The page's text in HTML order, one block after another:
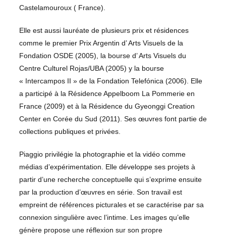
Castelamouroux ( France).
Elle est aussi lauréate de plusieurs prix et résidences
comme le premier Prix Argentin d’ Arts Visuels de la
Fondation OSDE (2005), la bourse d’ Arts Visuels du
Centre Culturel Rojas/UBA (2005) y la bourse
« Intercampos II » de la Fondation Telefónica (2006). Elle
a participé à la Résidence Appelboom La Pommerie en
France (2009) et à la Résidence du Gyeonggi Creation
Center en Corée du Sud (2011). Ses œuvres font partie de
collections publiques et privées.
Piaggio privilégie la photographie et la vidéo comme
médias d’expérimentation. Elle développe ses projets à
partir d’une recherche conceptuelle qui s’exprime ensuite
par la production d’œuvres en série. Son travail est
empreint de références picturales et se caractérise par sa
connexion singulière avec l’intime. Les images qu’elle
génère propose une réflexion sur son propre